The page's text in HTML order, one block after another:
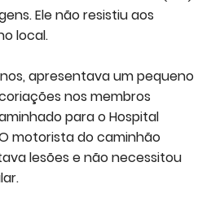
Ele não resistiu aos
local.
apresentava um pequeno
nos membros
para o Hospital
motorista do caminhão
lesões e não necessitou